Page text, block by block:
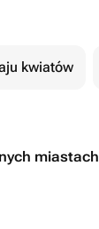
kwiatów
miastach